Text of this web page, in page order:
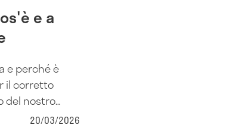
e a
e perché è
il corretto
del nostro
alla scoperta
20/03/2026